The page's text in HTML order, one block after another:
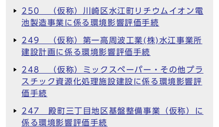
250 （仮称）川崎区水江町リチウムイオン電
池製造事業に係る環境影響評価手続
249 （仮称）第一高周波工業(株)水江事業所
建設計画に係る環境影響評価手続
248 （仮称）ミックスペーパー・その他プラ
スチック資源化処理施設建設に係る環境影響評
価手続
247 殿町三丁目地区基盤整備事業（仮称）に
係る環境影響評価手続